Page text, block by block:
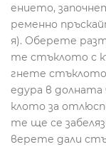
ението,
ременно
я). Оберете
те стъклото с
гнете
едура в
клото за
те ще се
верете дали